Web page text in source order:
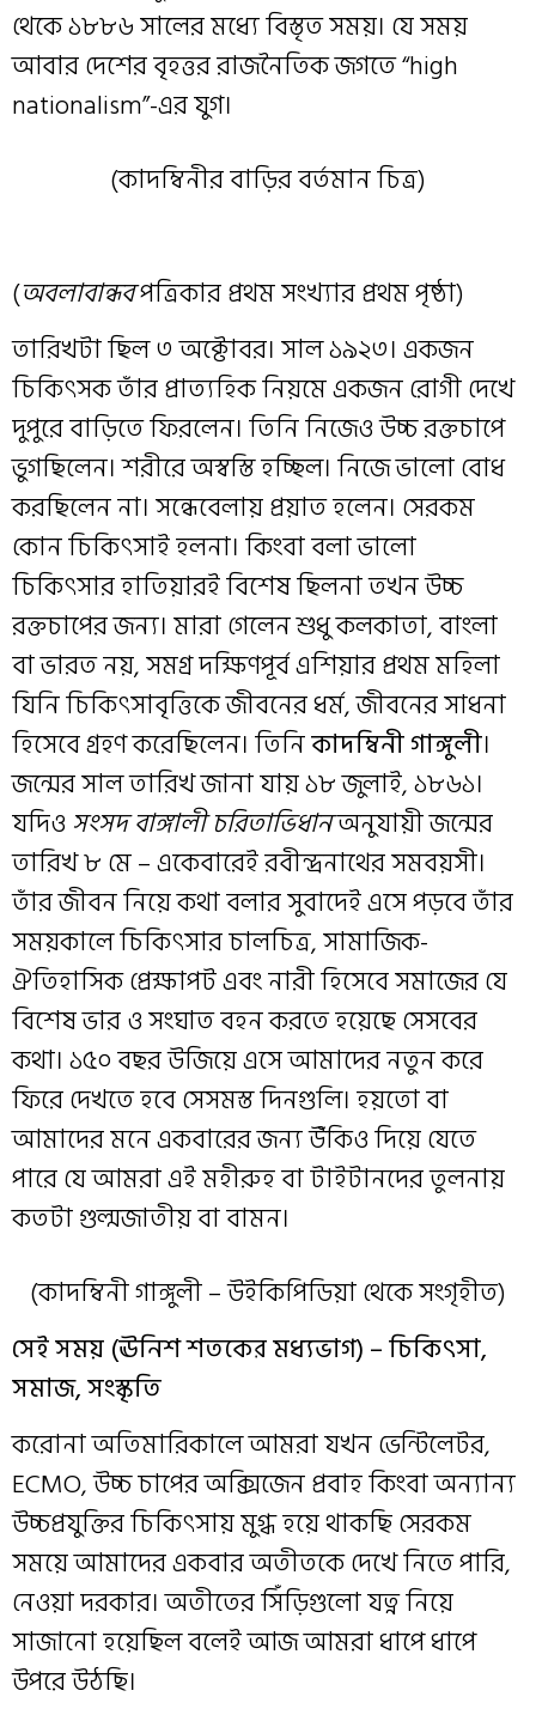
থেকে ১৮৮৬ সালের মধ্যে বিস্তৃত সময়। যে সময়
আবার দেশের বৃহত্তর রাজনৈতিক জগতে “high
nationalism”-এর যুগ।
(কাদম্বিনীর বাড়ির বর্তমান চিত্র)
(অবলাবান্ধবপত্রিকার প্রথম সংখ্যার প্রথম পৃষ্ঠা)
তারিখটা ছিল ৩ অক্টোবর। সাল ১৯২৩। একজন
চিকিৎসক তাঁর প্রাত্যহিক নিয়মে একজন রোগী দেখে
দুপুরে বাড়িতে ফিরলেন। তিনি নিজেও উচ্চ রক্তচাপে
ভুগছিলেন। শরীরে অস্বস্তি হচ্ছিল। নিজে ভালো বোধ
করছিলেন না। সন্ধেবেলায় প্রয়াত হলেন। সেরকম
কোন চিকিৎসাই হলনা। কিংবা বলা ভালো
চিকিৎসার হাতিয়ারই বিশেষ ছিলনা তখন উচ্চ
রক্তচাপের জন্য। মারা গেলেন শুধু কলকাতা, বাংলা
বা ভারত নয়, সমগ্র দক্ষিণপূর্ব এশিয়ার প্রথম মহিলা
যিনি চিকিৎসাবৃত্তিকে জীবনের ধর্ম, জীবনের সাধনা
হিসেবে গ্রহণ করেছিলেন। তিনিকাদম্বিনী গাঙ্গুলী।
জন্মের সাল তারিখ জানা যায় ১৮ জুলাই, ১৮৬১।
যদিও সংসদ বাঙ্গালী চরিতাভিধানঅনুযায়ী জন্মের
তারিখ ৮ মে – একেবারেই রবীন্দ্রনাথের সমবয়সী।
তাঁর জীবন নিয়ে কথা বলার সুবাদেই এসে পড়বে তাঁর
সময়কালে চিকিৎসার চালচিত্র, সামাজিক-
ঐতিহাসিক প্রেক্ষাপট এবং নারী হিসেবে সমাজের যে
বিশেষ ভার ও সংঘাত বহন করতে হয়েছে সেসবের
কথা। ১৫০ বছর উজিয়ে এসে আমাদের নতুন করে
ফিরে দেখতে হবে সেসমস্ত দিনগুলি। হয়তো বা
আমাদের মনে একবারের জন্য উঁকিও দিয়ে যেতে
পারে যে আমরা এই মহীরুহ বা টাইটানদের তুলনায়
কতটা গুল্মজাতীয় বা বামন।
(কাদম্বিনী গাঙ্গুলী – উইকিপিডিয়া থেকে সংগৃহীত)
সেই সময় (ঊনিশ শতকের মধ্যভাগ) – চিকিৎসা,
সমাজ, সংস্কৃতি
করোনা অতিমারিকালে আমরা যখন ভেন্টিলেটর,
ECMO, উচ্চ চাপের অক্সিজেন প্রবাহ কিংবা অন্যান্য
উচ্চপ্রযুক্তির চিকিৎসায় মুগ্ধ হয়ে থাকছি সেরকম
সময়ে আমাদের একবার অতীতকে দেখে নিতে পারি,
নেওয়া দরকার। অতীতের সিঁড়িগুলো যত্ন নিয়ে
সাজানো হয়েছিল বলেই আজ আমরা ধাপে ধাপে
উপরে উঠছি।